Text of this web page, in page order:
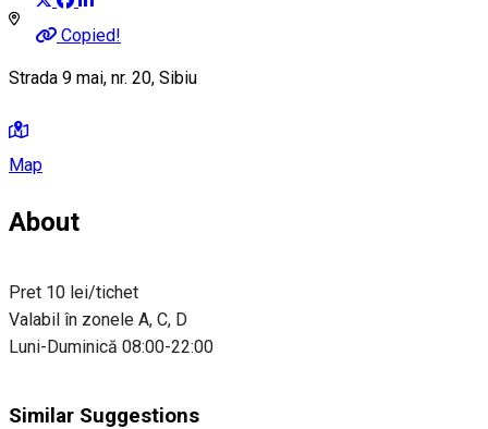
Copied!
Strada 9 mai, nr. 20, Sibiu
Map
About
Pret 10 lei/tichet
Valabil în zonele A, C, D
Luni-Duminică 08:00-22:00
Similar Suggestions